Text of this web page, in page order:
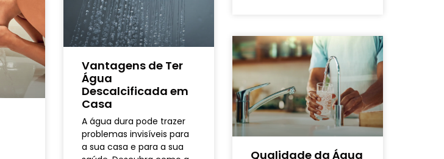
Vantagens de Ter
Água
Descalcificada em
Casa
A água dura pode trazer
problemas invisíveis para
a sua casa e para a sua
Qualidade da Água